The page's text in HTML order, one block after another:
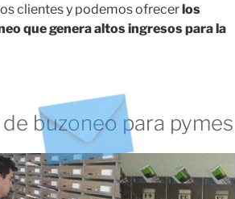
clientes y podemos ofrecerlos
que genera altos ingresos para la
buzoneo para pymes